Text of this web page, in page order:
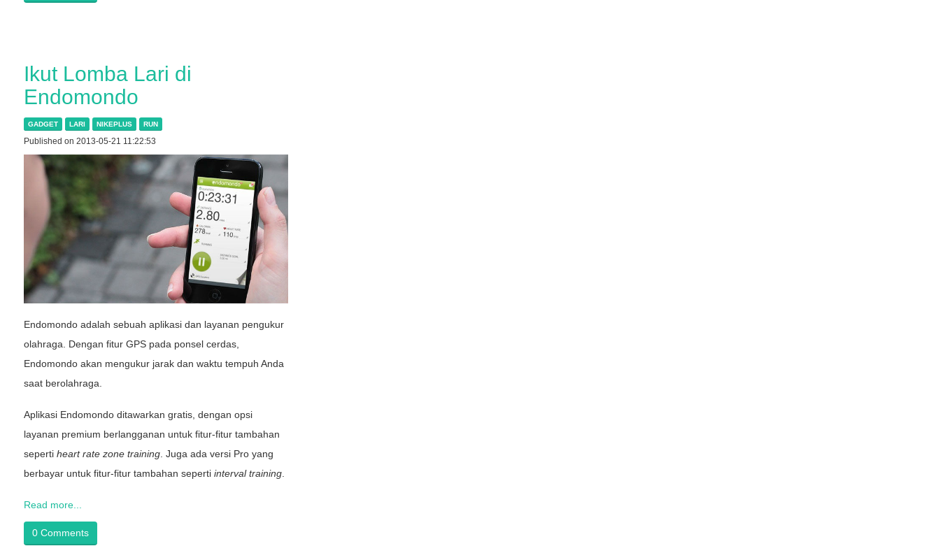
Ikut Lomba Lari di
Endomondo
GADGET LARI NIKEPLUS RUN
Published on 2013-05-21 11:22:53
Endomondo adalah sebuah aplikasi dan layanan pengukur
olahraga. Dengan fitur GPS pada ponsel cerdas,
Endomondo akan mengukur jarak dan waktu tempuh Anda
saat berolahraga.
Aplikasi Endomondo ditawarkan gratis, dengan opsi
layanan premium berlangganan untuk fitur-fitur tambahan
seperti heart rate zone training. Juga ada versi Pro yang
berbayar untuk fitur-fitur tambahan seperti interval training.
Read more...
0 Comments